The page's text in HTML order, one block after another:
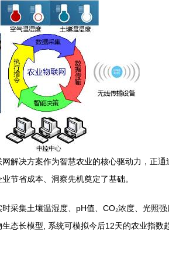
解决方案作为智慧农业的核心驱动力，正
节省成本、洞察先机奠定了基础。
采集土壤温湿度、pH值、CO₂浓度、光照
态长模型, 系统可模拟今后12天的农业指